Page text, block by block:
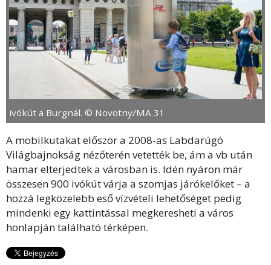
ivókút a Burgnál. © Novotny/MA 31
A mobilkutakat először a 2008-as Labdarúgó
Világbajnokság nézőterén vetették be, ám a vb után
hamar elterjedtek a városban is. Idén nyáron már
összesen 900 ivókút várja a szomjas járókelőket – a
hozzá legközelebb eső vízvételi lehetőséget pedig
mindenki egy kattintással megkeresheti a város
honlapján található térképen.